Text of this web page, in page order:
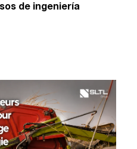
de ingeniería